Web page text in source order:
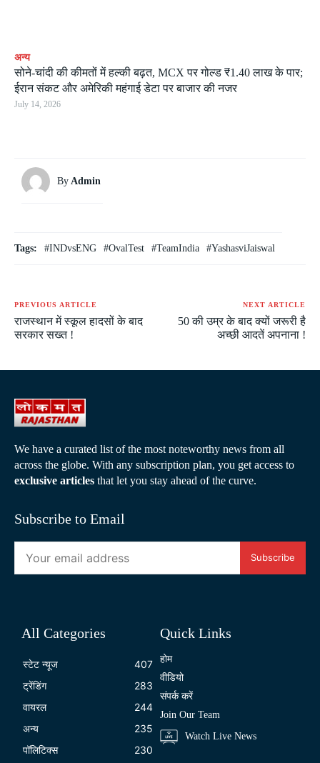
अन्य
सोने-चांदी की कीमतों में हल्की बढ़त, MCX पर गोल्ड ₹1.40 लाख के पार;
ईरान संकट और अमेरिकी महंगाई डेटा पर बाजार की नजर
July 14, 2026
By Admin
Tags: #INDvsENG #OvalTest #TeamIndia #YashasviJaiswal
PREVIOUS ARTICLE
राजस्थान में स्कूल हादसों के बाद
सरकार सख्त !
NEXT ARTICLE
50 की उम्र के बाद क्यों जरूरी है
अच्छी आदतें अपनाना !
We have a curated list of the most noteworthy news from all
across the globe. With any subscription plan, you get access to
exclusive articles that let you stay ahead of the curve.
Subscribe to Email
Subscribe
All Categories
स्टेट न्यूज
407
ट्रेंडिंग
283
वायरल
244
अन्य
235
पॉलिटिक्स
230
Quick Links
होम
वीडियो
संपर्क करें
Join Our Team
Watch Live News